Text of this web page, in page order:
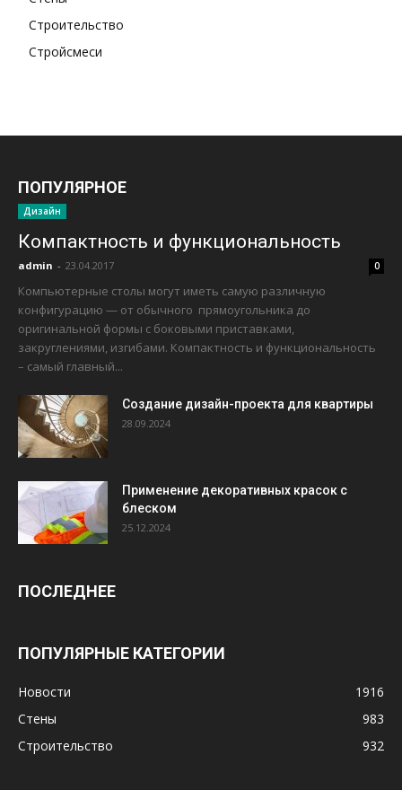
Строительство
Стройсмеси
ПОПУЛЯРНОЕ
Дизайн
Компактность и функциональность
admin - 23.04.2017 0
Компьютерные столы могут иметь самую различную
конфигурацию — от обычного прямоугольника до
оригинальной формы с боковыми приставками,
закруглениями, изгибами. Компактность и функциональность
– самый главный...
Создание дизайн-проекта для квартиры
28.09.2024
Применение декоративных красок с
блеском
25.12.2024
ПОСЛЕДНЕЕ
ПОПУЛЯРНЫЕ КАТЕГОРИИ
Новости
1916
Стены
983
Строительство
932